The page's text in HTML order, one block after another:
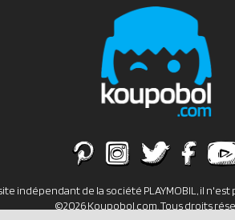
indépendant de la société PLAYMOBIL, il n'est
©2026 Koupobol.com. Tous droits